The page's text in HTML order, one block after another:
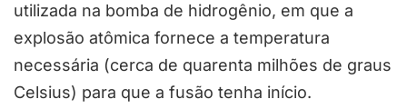
utilizada na bomba de hidrogênio, em que a
explosão atômica fornece a temperatura
necessária (cerca de quarenta milhões de graus
Celsius) para que a fusão tenha início.